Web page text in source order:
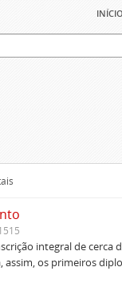
início
integral de cerca
os primeiros